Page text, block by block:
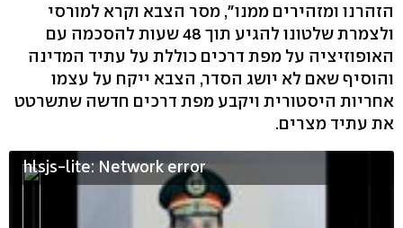
הזהרנו ומזהירים ממנו", מסר הצבא וקרא למורסי
ולצמרת שלטונו להגיע תוך 48 שעות להסכמה עם
האופוזיציה על מפת דרכים כוללת על עתיד המדינה
והוסיף שאם לא יושג הסדר, הצבא ייקח על עצמו
אחריות היסטורית ויקבע מפת דרכים חדשה שתשרטט
את עתיד מצרים.
hlsjs-lite: Network error